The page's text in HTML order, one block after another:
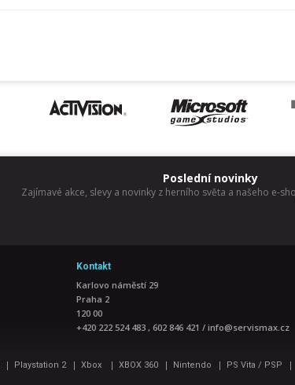
Poslední novinky
Zajímavé akce, slevy a novinky z herního světa a našeho e-
Kontakt
Karlovo náměstí 29
Praha 2
120 00
+420 222 524 483 , 602 846 421 / info@servismax.cz
| Playstation 2 | Xbox | XBOX 360 | Nintendo | PS Vita / PSP |